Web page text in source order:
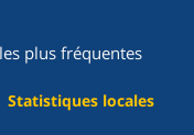
plus fréquentes
Statistiques locales